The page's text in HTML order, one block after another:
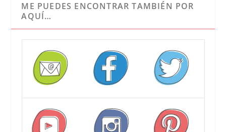
ME PUEDES ENCONTRAR TAMBIÉN POR
AQUÍ…